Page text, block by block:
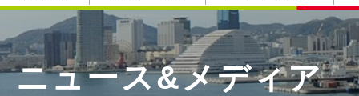
ニュース&メディア